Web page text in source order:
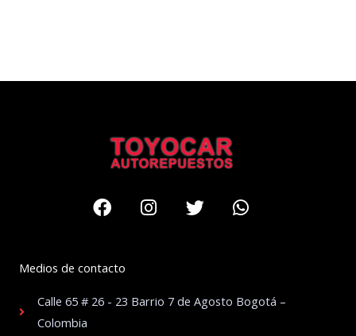
FacebookInstagram
TwitterWhatsapp
Medios de contacto
Calle 65 # 26 - 23 Barrio 7 de Agosto Bogotá –
Colombia